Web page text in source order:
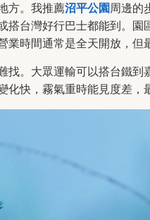
方。我推薦沼平公園周邊的
搭台灣好行巴士都能到。
業時間通常是全天開放，但
找。大眾運輸可以搭台鐵
快，霧氣重時能見度差，